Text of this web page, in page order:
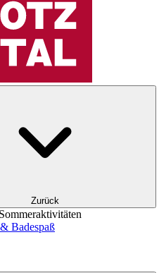
Zurück
Badespaß